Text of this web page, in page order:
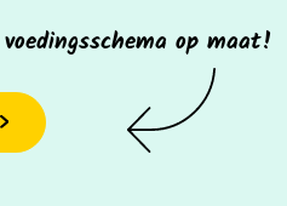
op maat!